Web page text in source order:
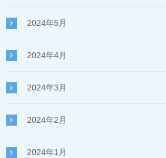
2024年5月
2024年4月
2024年3月
2024年2月
2024年1月